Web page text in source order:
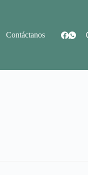
Contáctanos